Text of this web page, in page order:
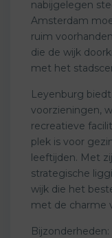
nabijgelegen
Amsterdam
ruim
die de wijk
met het
Leyenburg
voorzieningen,
recreatieve
plek is voor
leeftijden. Met
strategische
wijk die het
met de charme
Bijzonderheden: